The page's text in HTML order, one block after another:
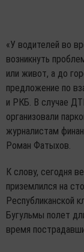
«У водителей во
возникнуть
или живот, а до
предложение по
и РКБ. В случае
организовали
журналистам
Роман Фатыхов.
К слову, сегодня
приземлился на
Республиканской
Бугульмы полет
время